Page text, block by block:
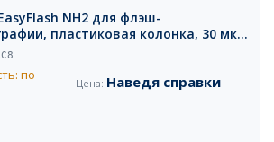
NH2 для флэш-
пластиковая колонка, 30 мкм,
по
Наведя справки